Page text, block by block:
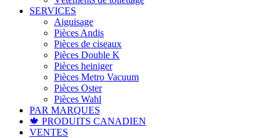
SERVICES
Aiguisage
Pièces Andis
Pièces de ciseaux
Pièces Double K
Pièces heiniger
Pièces Metro Vacuum
Pièces Oster
Pièces Wahl
PAR MARQUES
🍁 PRODUITS CANADIEN
VENTES